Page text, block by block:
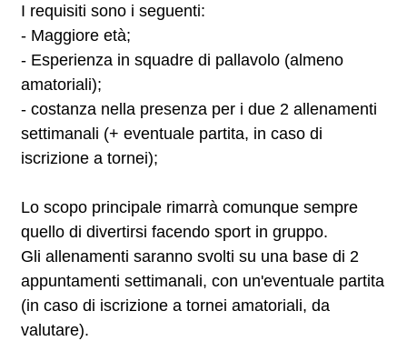
I requisiti sono i seguenti:
- Maggiore età;
- Esperienza in squadre di pallavolo (almeno
amatoriali);
- costanza nella presenza per i due 2 allenamenti
settimanali (+ eventuale partita, in caso di
iscrizione a tornei);
Lo scopo principale rimarrà comunque sempre
quello di divertirsi facendo sport in gruppo.
Gli allenamenti saranno svolti su una base di 2
appuntamenti settimanali, con un'eventuale partita
(in caso di iscrizione a tornei amatoriali, da
valutare).